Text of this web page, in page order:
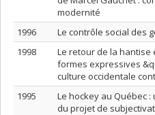
modernité
1996
Le contrôle social des
1998
Le retour de la hantise
formes expressives
culture occidentale
1995
Le hockey au Québec
du projet de